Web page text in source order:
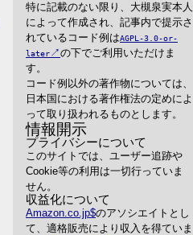
特に記載のない限り、大槻泉実本人
によって作成され、記事内で提示さ
れているコード例はAGPL-3.0-or-
later
の下でご利用いただけま
す。
コード例以外の著作物については、
日本国における著作権法の定めによ
って取り扱われるものとします。
情報開示
プライバシーについて
このサイトでは、ユーザー追跡や
Cookie等の利用は一切行っていま
せん。
収益化について
Amazon.co.jp のアソシエイトとし
て、適格販売により収入を得ていま